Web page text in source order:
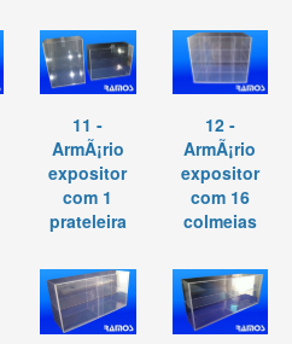
11 -
ArmÃ¡rio
expositor
com 1
prateleira
12 -
ArmÃ¡rio
expositor
com 16
colmeias